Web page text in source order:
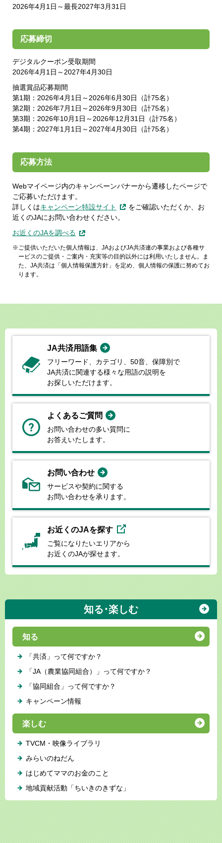
2026年4月1日～最長2027年3月31日
応募締切
デジタルクーポン受取期間
2026年4月1日～2027年4月30日
抽選賞品応募期間
第1期：2026年4月1日～2026年6月30日（計75名）
第2期：2026年7月1日～2026年9月30日（計75名）
第3期：2026年10月1日～2026年12月31日（計75名）
第4期：2027年1月1日～2027年4月30日（計75名）
応募方法
Webマイページ内のキャンペーンバナーから遷移したページで
ご応募いただけます。
詳しくはキャンペーン特設サイト
をご確認いただくか、お
近くのJAにお問い合わせください。
お近くのJAを調べる
ご提供いただいた個人情報は、JAおよびJA共済連の事業および各種サ
ービスのご提供・ご案内・充実等の目的以外には利用いたしません。ま
た、JA共済は「個人情報保護方針」を定め、個人情報の保護に努めてお
ります。
JA共済用語集
フリーワード、カテゴリ、50音、 保障別で
JA共済に関連する様々な用語の説明を
お探しいただけます。
よくあるご質問
お問い合わせの多い質問に
お答えいたします。
お問い合わせ
サービスや契約に関する
お問い合わせを承ります。
お近くのJAを探す
ご覧になりたいエリアから
お近くのJAが探せます。
知る･楽しむ
知る
「共済」って何ですか？
「JA（農業協同組合）」って何ですか？
「協同組合」って何ですか？
キャンペーン情報
楽しむ
TVCM・映像ライブラリ
みらいのねだん
はじめてママのお金のこと
地域貢献活動「ちいきのきずな」